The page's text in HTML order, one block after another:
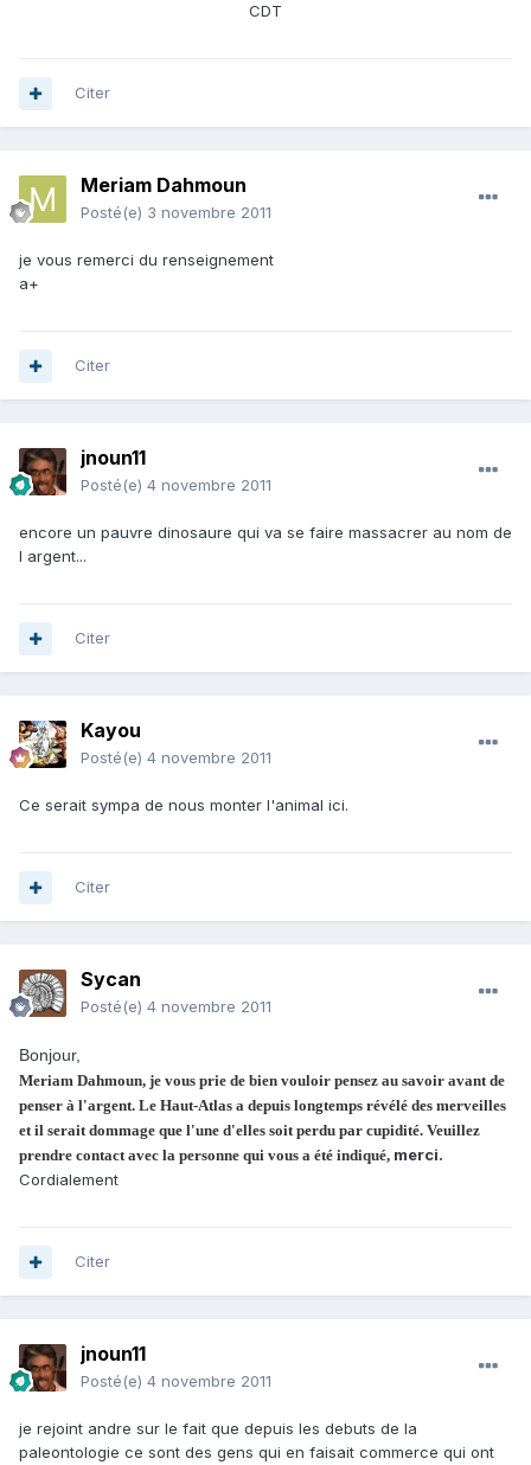
CDT
Citer
Meriam Dahmoun
Posté(e) 3 novembre 2011
je vous remerci du renseignement
a+
Citer
jnoun11
Posté(e) 4 novembre 2011
encore un pauvre dinosaure qui va se faire massacrer au nom de
l argent...
Citer
Kayou
Posté(e) 4 novembre 2011
Ce serait sympa de nous monter l'animal ici.
Citer
Sycan
Posté(e) 4 novembre 2011
Bonjour,
Meriam Dahmoun, je vous prie de bien vouloir pensez au savoir avant de
penser à l'argent. Le Haut-Atlas a depuis longtemps révélé des merveilles
et il serait dommage que l'une d'elles soit perdu par cupidité. Veuillez
prendre contact avec la personne qui vous a été indiqué, merci.
Cordialement
Citer
jnoun11
Posté(e) 4 novembre 2011
je rejoint andre sur le fait que depuis les debuts de la
paleontologie ce sont des gens qui en faisait commerce qui ont